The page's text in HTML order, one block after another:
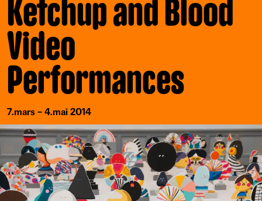
Ketchup and Blood
Video
Performances
7.mars – 4.mai 2014